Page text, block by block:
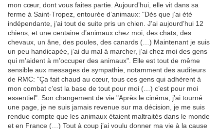
mon cœur, dont vous faites partie. Aujourd’hui, elle vit dans sa
ferme à Saint-Tropez, entourée d’animaux: "Dès que j’ai été
indépendante, j’ai tout de suite pris un chien. J’ai aujourd’hui 12
chiens, et une centaine d’animaux chez moi, des chats, des
chevaux, un âne, des poules, des canards (…) Maintenant je suis
un peu handicapée, j’ai du mal à marcher, j’ai chez moi des gens
qui m’aident à m’occuper des animaux". Elle est tout de même
sensible aux messages de sympathie, notamment des auditeurs
de RMC: "Ça fait chaud au cœur, tous ces gens qui adhèrent à
mon combat c’est la base de tout pour moi (…) c’est pour moi
essentiel". Son changement de vie "Après le cinéma, j’ai tourné
une page, je ne suis jamais revenue sur ma décision, je me suis
rendue compte que les animaux étaient maltraités dans le monde
et en France (…) Tout à coup j’ai voulu donner ma vie à la cause